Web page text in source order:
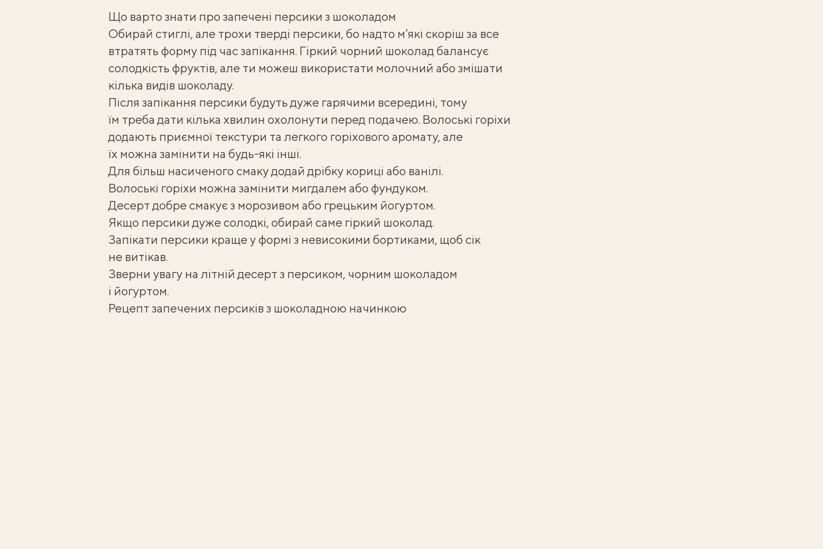
Що варто знати про запечені персики з шоколадом
Обирай стиглі, але трохи тверді персики, бо надто м’які скоріш за все
втратять форму під час запікання. Гіркий чорний шоколад балансує
солодкість фруктів, але ти можеш використати молочний або змішати
кілька видів шоколаду.
Після запікання персики будуть дуже гарячими всередині, тому
їм треба дати кілька хвилин охолонути перед подачею. Волоські горіхи
додають приємної текстури та легкого горіхового аромату, але
їх можна замінити на будь-які інші.
Для більш насиченого смаку додай дрібку кориці або ванілі.
Волоські горіхи можна замінити мигдалем або фундуком.
Десерт добре смакує з морозивом або грецьким йогуртом.
Якщо персики дуже солодкі, обирай саме гіркий шоколад.
Запікати персики краще у формі з невисокими бортиками, щоб сік
не витікав.
Зверни увагу на літній десерт з персиком, чорним шоколадом
і йогуртом.
Рецепт запечених персиків з шоколадною начинкою